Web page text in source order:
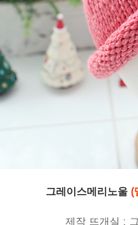
그레이스메리노울 (
제작 뜨개실 :